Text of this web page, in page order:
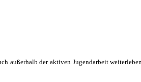
außerhalb der aktiven Jugendarbeit